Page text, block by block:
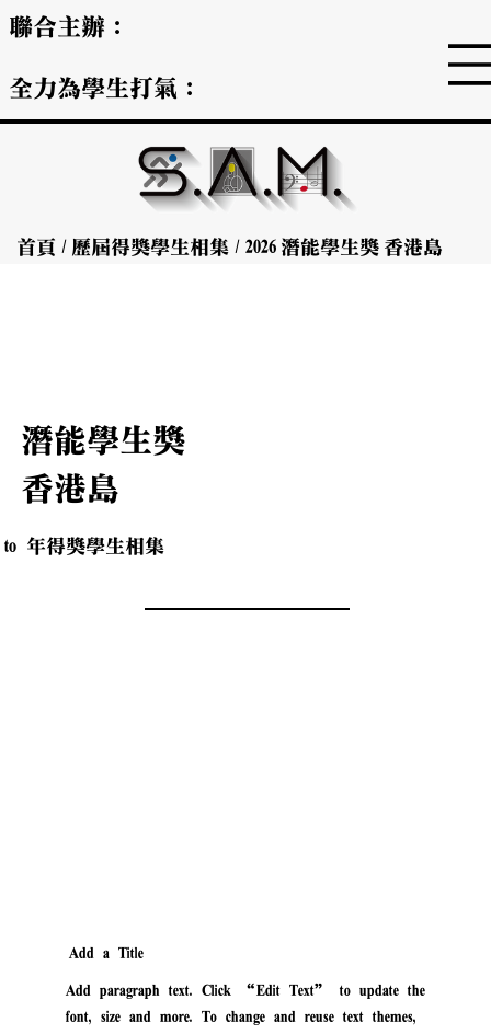
聯合主辦：
全力為學生打氣：
首頁 / 歷屆得獎學生相集 / 2026 潛能學生獎 香港島
Add a Title
Add paragraph text. Click “Edit Text” to update the
font, size and more. To change and reuse text themes,
年​得獎學生相集
潛能學生獎
香港島